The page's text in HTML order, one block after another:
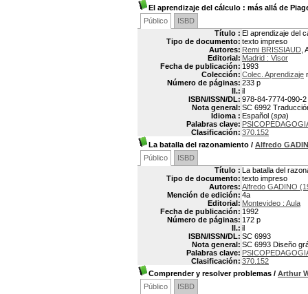
El aprendizaje del cálculo : más allá de
Público
ISBD
Título : El aprendizaje del
Tipo de documento: texto impreso
Autores: Remi BRISSIAUD ,
Editorial: Madrid : Visor
Fecha de publicación: 1993
Colección: Colec. Aprendizaje
Número de páginas: 233 p
Il.: il
ISBN/ISSN/DL: 978-84-7774-090-2
Nota general: SC 6992
Idioma : Español (spa)
Palabras clave:
Clasificación: 370.152
La batalla del razonamiento / Alfredo
Público
ISBD
Título : La batalla del
Tipo de documento: texto impreso
Autores: Alfredo GADINO
Mención de edición: 4a
Editorial: Montevideo : Aula
Fecha de publicación: 1992
Número de páginas: 172 p
Il.: il
ISBN/ISSN/DL: SC 6993
Nota general: SC 6993 Diseño
Palabras clave:
Clasificación: 370.152
Comprender y resolver problemas / Arthur
Público
ISBD